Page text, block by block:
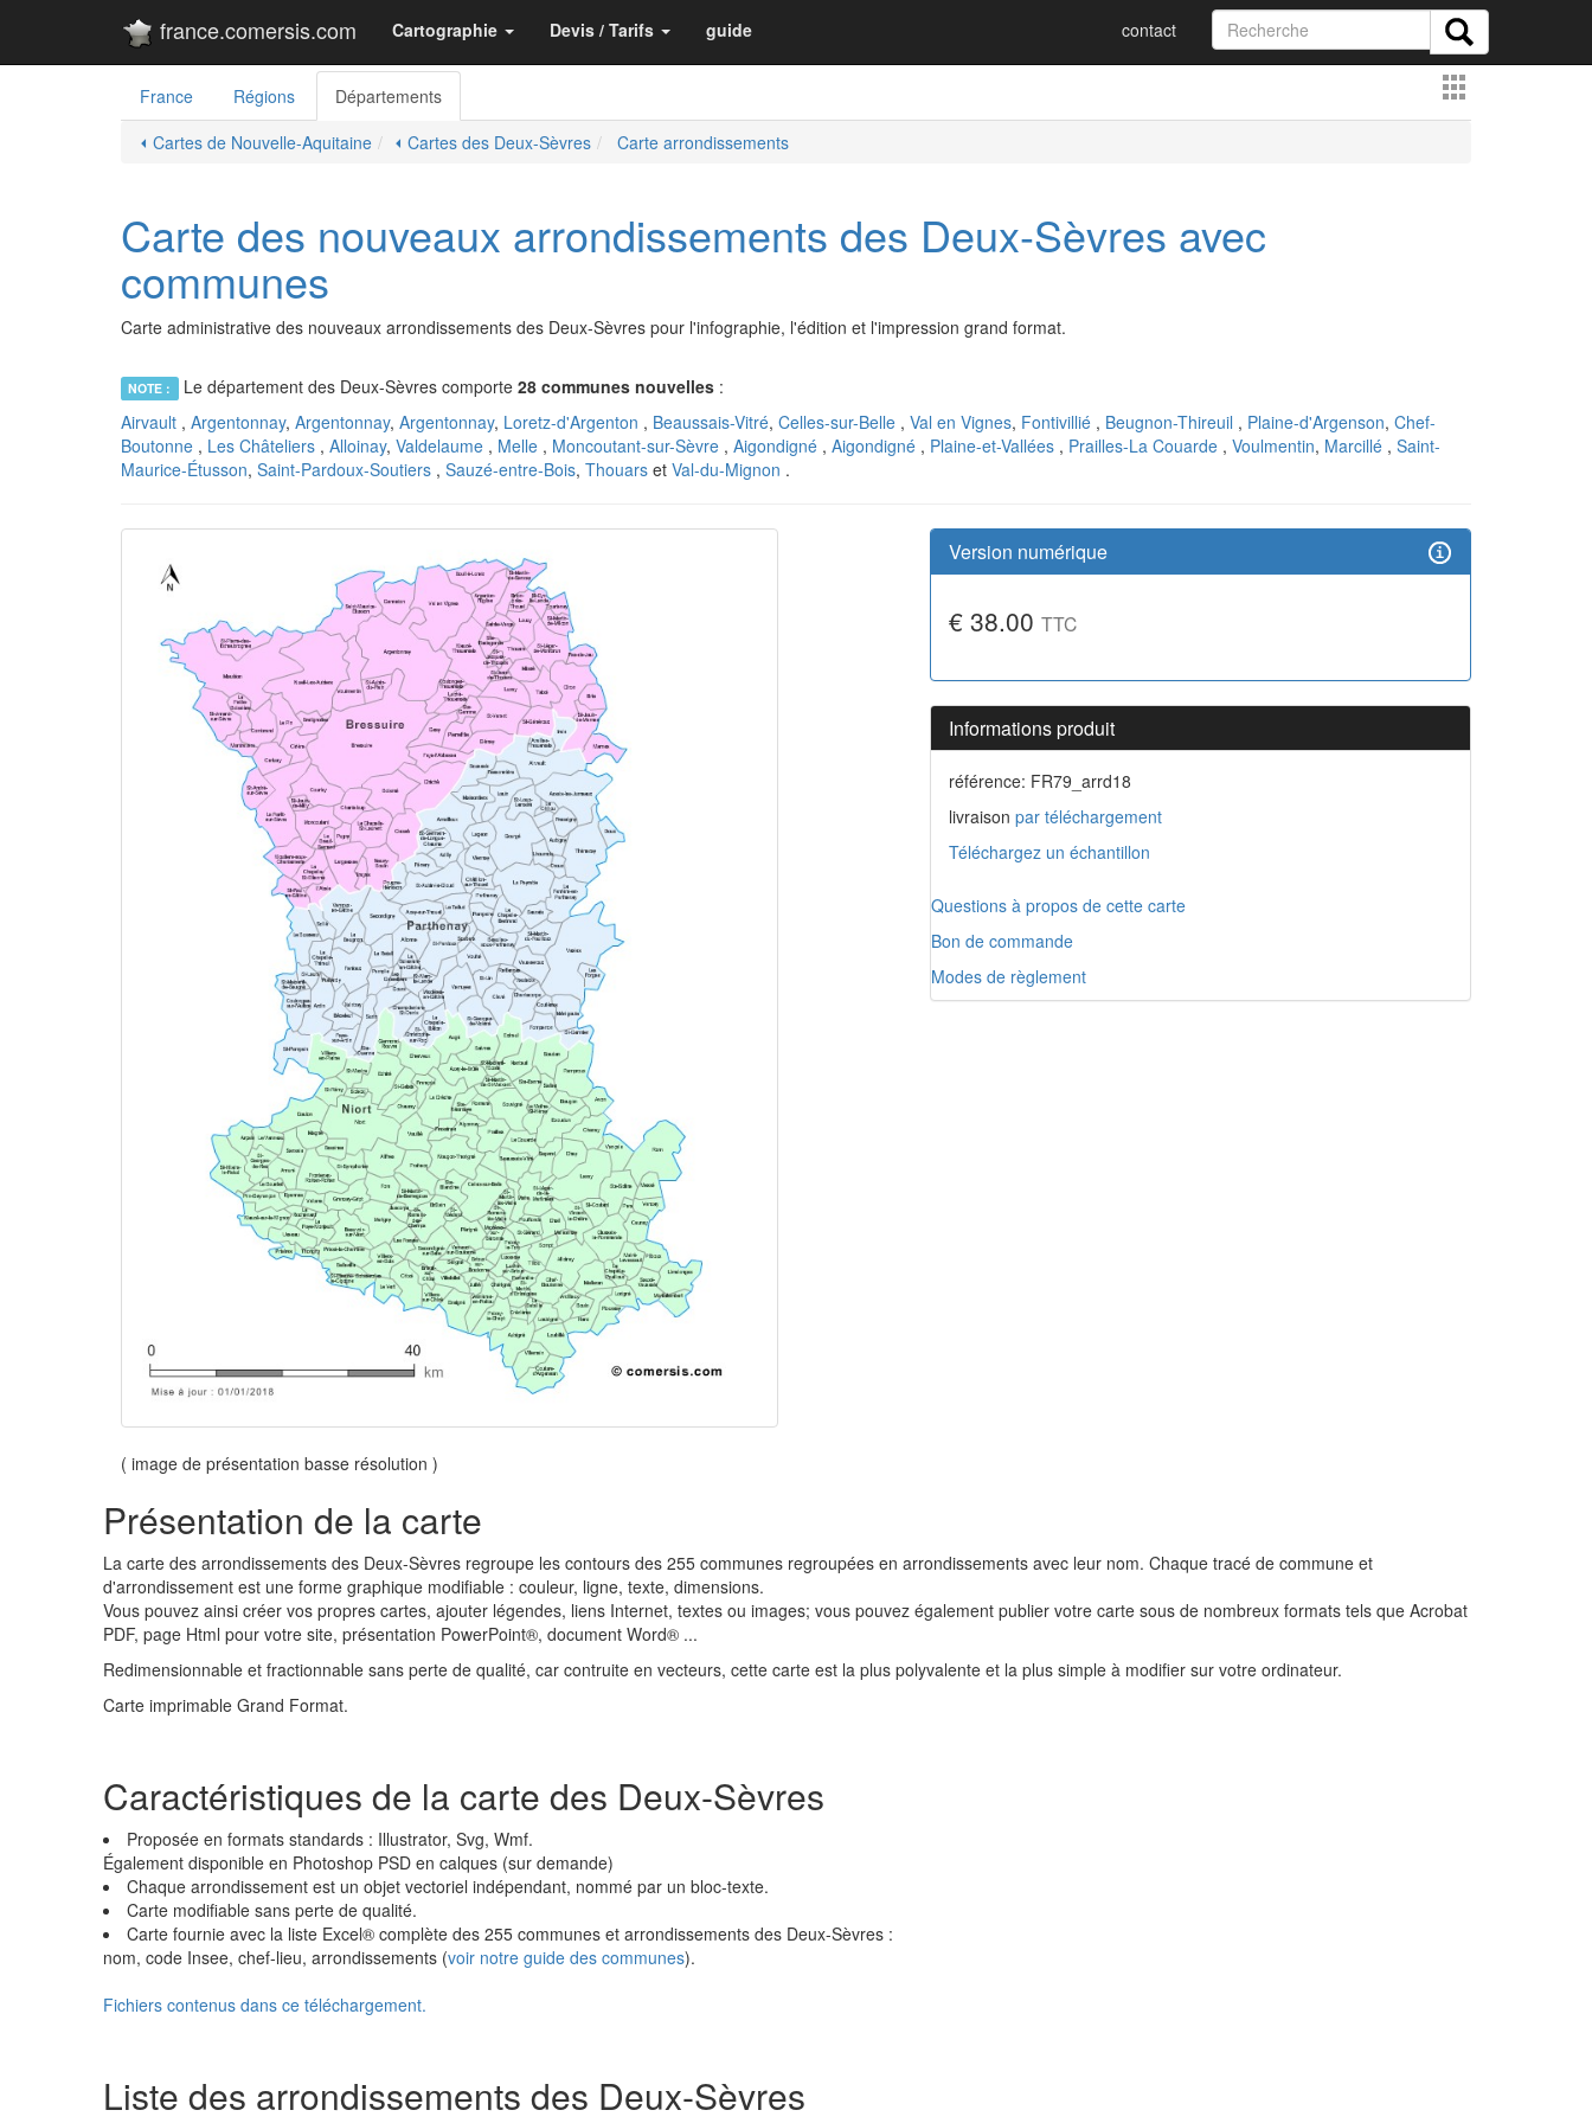
france.comersis.com Cartographie Devis / Tarifs guide contact
France Régions
Départements
⏴ Cartes de Nouvelle-Aquitaine
⏴ Cartes des Deux-Sèvres Carte arrondissements
Carte des nouveaux arrondissements des Deux-Sèvres avec
communes
Carte administrative des nouveaux arrondissements des Deux-Sèvres pour l'infographie, l'édition et l'impression grand format.
NOTE : Le département des Deux-Sèvres comporte 28 communes nouvelles :
Airvault , Argentonnay, Argentonnay, Argentonnay, Loretz-d'Argenton , Beaussais-Vitré, Celles-sur-Belle , Val en Vignes, Fontivillié , Beugnon-Thireuil , Plaine-d'Argenson, Chef-
Boutonne , Les Châteliers , Alloinay, Valdelaume , Melle , Moncoutant-sur-Sèvre , Aigondigné , Aigondigné , Plaine-et-Vallées , Prailles-La Couarde , Voulmentin, Marcillé , Saint-
Maurice-Étusson, Saint-Pardoux-Soutiers , Sauzé-entre-Bois, Thouars et Val-du-Mignon .
( image de présentation basse résolution )
Version numérique
€ 38.00 TTC
Informations produit
référence: FR79_arrd18
livraison par téléchargement
Téléchargez un échantillon
Questions à propos de cette carte
Bon de commande
Modes de règlement
Présentation de la carte
La carte des arrondissements des Deux-Sèvres regroupe les contours des 255 communes regroupées en arrondissements avec leur nom. Chaque tracé de commune et
d'arrondissement est une forme graphique modifiable : couleur, ligne, texte, dimensions.
Vous pouvez ainsi créer vos propres cartes, ajouter légendes, liens Internet, textes ou images; vous pouvez également publier votre carte sous de nombreux formats tels que Acrobat
PDF, page Html pour votre site, présentation PowerPoint®, document Word® ...
Redimensionnable et fractionnable sans perte de qualité, car contruite en vecteurs, cette carte est la plus polyvalente et la plus simple à modifier sur votre ordinateur.
Carte imprimable Grand Format.
Caractéristiques de la carte des Deux-Sèvres
Proposée en formats standards : Illustrator, Svg, Wmf.
Également disponible en Photoshop PSD en calques (sur demande)
Chaque arrondissement est un objet vectoriel indépendant, nommé par un bloc-texte.
Carte modifiable sans perte de qualité.
Carte fournie avec la liste Excel® complète des 255 communes et arrondissements des Deux-Sèvres :
nom, code Insee, chef-lieu, arrondissements (voir notre guide des communes).
Fichiers contenus dans ce téléchargement.
Liste des arrondissements des Deux-Sèvres